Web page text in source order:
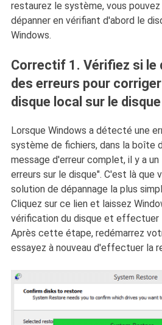
restaurez le système, vous
dépanner en vérifiant d'abord le
Windows.
Correctif 1. Vérifiez si le
des erreurs pour
disque local sur le disque
Lorsque Windows a détecté une
système de fichiers, dans la boîte
message d'erreur complet, il y a
erreurs sur le disque". C'est là que
solution de dépannage la plus
Cliquez sur ce lien et laissez
vérification du disque et effectuer
Après cette étape, redémarrez
essayez à nouveau d'effectuer la